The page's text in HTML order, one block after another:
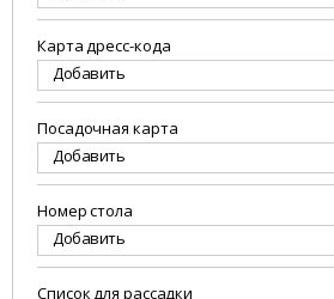
Карта дресс-кода
Добавить
Посадочная карта
Добавить
Номер стола
Добавить
Список для рассадки